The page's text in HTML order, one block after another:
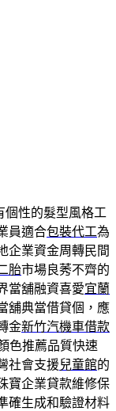
個性的髮型風格工
員適合包裝代工為
企業資金周轉民間
胎市場良莠不齊的
當舖融資喜愛宜蘭
舖典當借貸個，應
金新竹汽機車借款
色推薦品質快速
社會支援兒童館的
寶企業貸款維修保
確生成和驗證材料